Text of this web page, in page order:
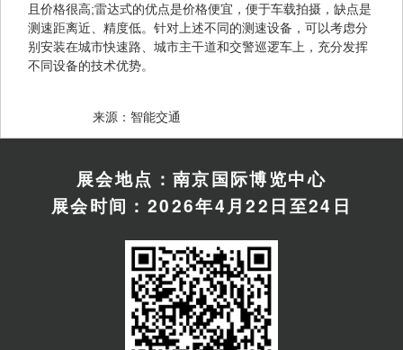
且价格很高;雷达式的优点是价格便宜，便于车载拍摄，缺点是
测速距离近、精度低。针对上述不同的测速设备，可以考虑分
别安装在城市快速路、城市主干道和交警巡逻车上，充分发挥
不同设备的技术优势。
来源：智能交通
展会地点：南京国际博览中心
展会时间：2026年4月22日至24日